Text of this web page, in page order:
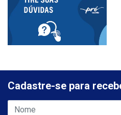
Cadastre-se para